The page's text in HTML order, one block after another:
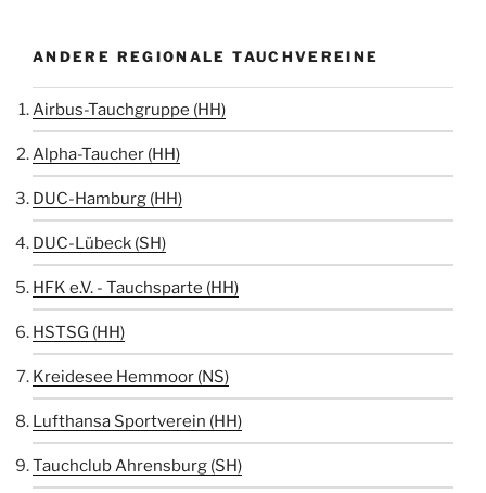
ANDERE REGIONALE TAUCHVEREINE
Airbus-Tauchgruppe (HH)
Alpha-Taucher (HH)
DUC-Hamburg (HH)
DUC-Lübeck (SH)
HFK e.V. - Tauchsparte (HH)
HSTSG (HH)
Kreidesee Hemmoor (NS)
Lufthansa Sportverein (HH)
Tauchclub Ahrensburg (SH)